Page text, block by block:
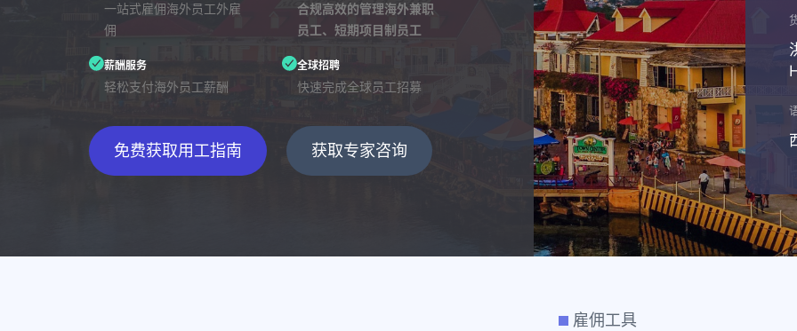
一站式雇佣海外员工外雇
佣
合规高效的管理海外兼职
员工、短期项目制员工
薪酬服务
轻松支付海外员工薪酬
全球招聘
快速完成全球员工招募
免费获取用工指南 获取专家咨询
雇佣工具